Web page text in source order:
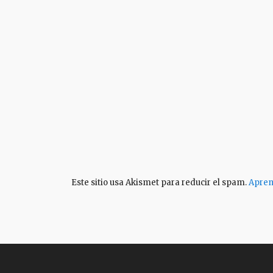
Este sitio usa Akismet para reducir el spam.